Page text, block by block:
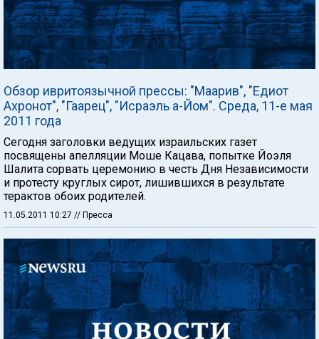
Обзор ивритоязычной прессы: "Маарив", "Едиот
Ахронот", "Гаарец", "Исраэль а-Йом". Среда, 11-е мая
2011 года
Сегодня заголовки ведущих израильских газет
посвящены апелляции Моше Кацава, попытке Йоэля
Шалита сорвать церемонию в честь Дня Независимости
и протесту круглых сирот, лишившихся в результате
терактов обоих родителей.
11.05.2011 10:27 // Пресса